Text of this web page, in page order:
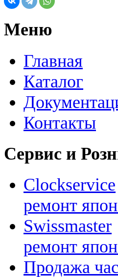
Меню
Главная
Каталог
Контакты
Сервис и
Clockservice
ремонт
Swissmaster
ремонт
Продажа